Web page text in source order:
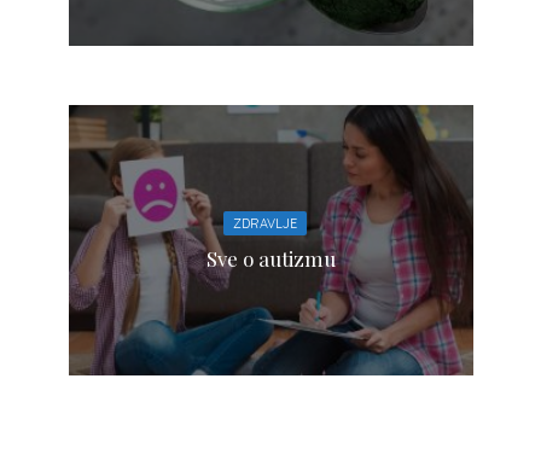
ZDRAVLJE
Sve o autizmu